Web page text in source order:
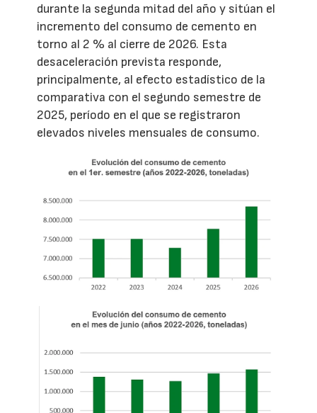
durante la segunda mitad del año y sitúan el
incremento del consumo de cemento en
torno al 2 % al cierre de 2026. Esta
desaceleración prevista responde,
principalmente, al efecto estadístico de la
comparativa con el segundo semestre de
2025, período en el que se registraron
elevados niveles mensuales de consumo.